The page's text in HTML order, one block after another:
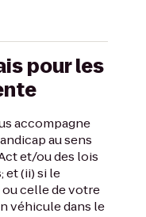
pour les
accompagne
au sens
et/ou des lois
et (ii) si le
celle de votre
véhicule dans le